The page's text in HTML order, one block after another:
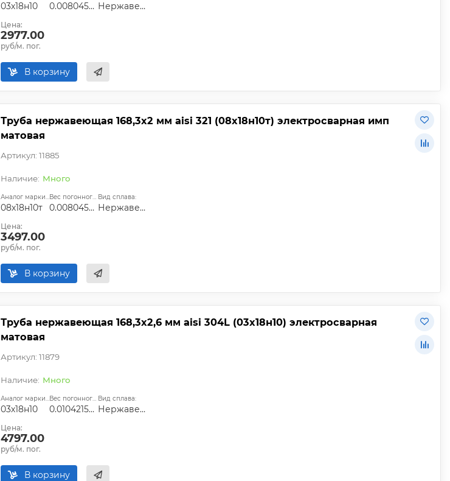
03х18н10 0.008045594 Нержавеющая сталь
Цена:
2977.00
руб/м. пог.
В корзину
Труба нержавеющая 168,3х2 мм aisi 321 (08х18н10т) электросварная имп
матовая
Артикул: 11885
Много
Аналог марки стали:
08х18н10т
Вес погонного метра, т.:
0.008045594
Вид сплава:
Нержавеющая сталь
Цена:
3497.00
руб/м. пог.
В корзину
Труба нержавеющая 168,3х2,6 мм aisi 304L (03х18н10) электросварная
матовая
Артикул: 11879
Много
Аналог марки стали:
03х18н10
Вес погонного метра, т.:
0.0104215358
Вид сплава:
Нержавеющая сталь
Цена:
4797.00
руб/м. пог.
В корзину